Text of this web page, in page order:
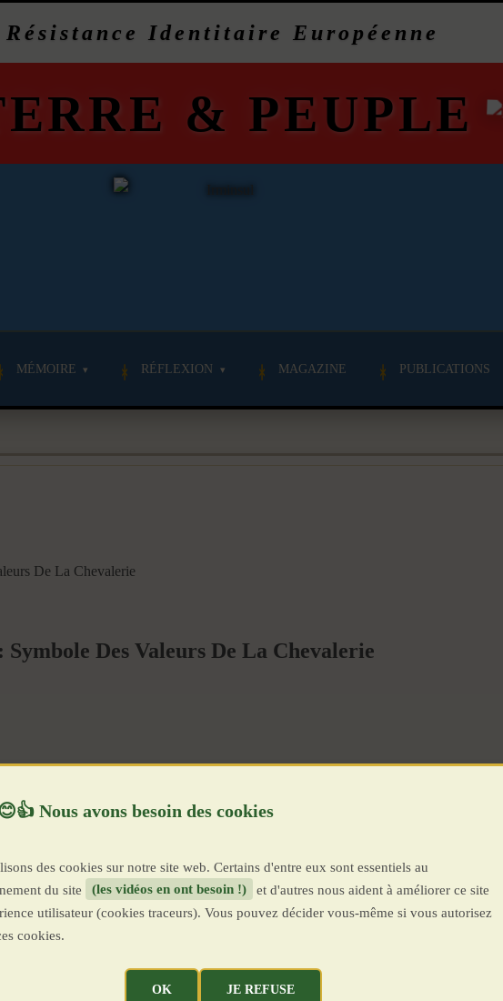
Résistance Identitaire Européenne
& PEUPLE
MÉMOIRE RÉFLEXION MAGAZINE PUBLICATIONS
De La Chevalerie
Des Valeurs De La Chevalerie
des cookies sur notre site web. Certains d'entre eux sont essentiels au
du site
(les vidéos en ont besoin !)
et d'autres nous aident à améliorer ce site
utilisateur (cookies traceurs). Vous pouvez décider vous-même si vous autorisez
cookies.
OK JE REFUSE